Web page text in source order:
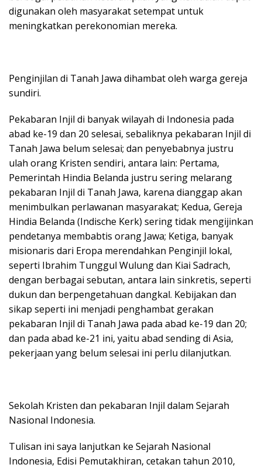
digunakan oleh masyarakat setempat untuk
meningkatkan perekonomian mereka.
Penginjilan di Tanah Jawa dihambat oleh warga gereja
sundiri.
Pekabaran Injil di banyak wilayah di Indonesia pada
abad ke-19 dan 20 selesai, sebaliknya pekabaran Injil di
Tanah Jawa belum selesai; dan penyebabnya justru
ulah orang Kristen sendiri, antara lain: Pertama,
Pemerintah Hindia Belanda justru sering melarang
pekabaran Injil di Tanah Jawa, karena dianggap akan
menimbulkan perlawanan masyarakat; Kedua, Gereja
Hindia Belanda (Indische Kerk) sering tidak mengijinkan
pendetanya membabtis orang Jawa; Ketiga, banyak
misionaris dari Eropa merendahkan Penginjil lokal,
seperti Ibrahim Tunggul Wulung dan Kiai Sadrach,
dengan berbagai sebutan, antara lain sinkretis, seperti
dukun dan berpengetahuan dangkal. Kebijakan dan
sikap seperti ini menjadi penghambat gerakan
pekabaran Injil di Tanah Jawa pada abad ke-19 dan 20;
dan pada abad ke-21 ini, yaitu abad sending di Asia,
pekerjaan yang belum selesai ini perlu dilanjutkan.
Sekolah Kristen dan pekabaran Injil dalam Sejarah
Nasional Indonesia.
Tulisan ini saya lanjutkan ke Sejarah Nasional
Indonesia, Edisi Pemutakhiran, cetakan tahun 2010,